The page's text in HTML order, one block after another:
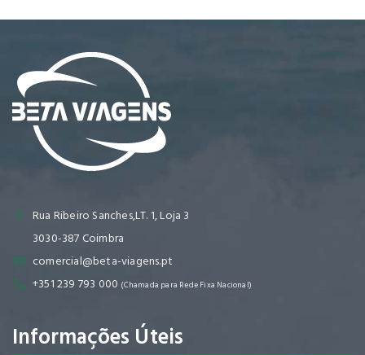
Rua Ribeiro Sanches,LT. 1, Loja 3
3030-387 Coimbra
comercial@beta-viagens.pt
+351 239 793 000 (Chamada para Rede Fixa Nacional)
Informações Úteis